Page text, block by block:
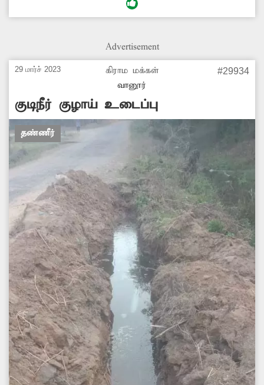
ஆக்கிரமிப்புகளை அகற்றுவதோடு, ஏரி ஓடையை
Advertisement
29 மார்ச் 2023
கிராம மக்கள்
வானூர்
#29934
குடிநீர் குழாய் உடைப்பு
தண்ணீர்